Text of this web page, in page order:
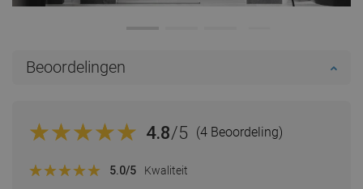
Beoordelingen
4.8/5 (4 Beoordeling)
5.0/5 Kwaliteit